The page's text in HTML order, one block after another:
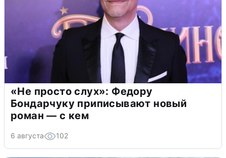
«Не просто слух»: Федору
Бондарчуку приписывают новый
роман — с кем
6 августа 102